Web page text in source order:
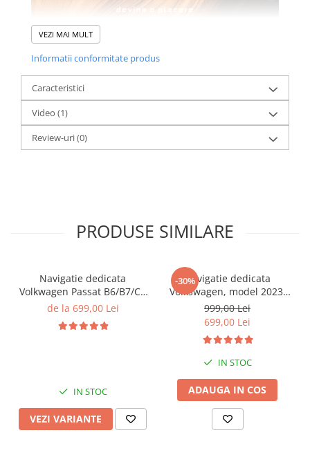
VEZI MAI MULT
Informatii conformitate produs
Caracteristici
Video (1)
Review-uri(0)
PRODUSE SIMILARE
Navigatie dedicata
Volkwagen Passat B6/B7/CC
Gri, 4GB RAM 64GB ROM,
Display QLED 10", DSP,
de la 699,00 Lei
IN STOC
VEZI VARIANTE
-30%Navigatie dedicata
Volkswagen, model 2023,
4GB RAM 64GB ROM,
Quadcore, Android 14,
Display QLED 7", DSP,
Carplay&Android Auto,
Suport camere AHD
999,00 Lei
699,00 Lei
IN STOC
ADAUGA IN COS